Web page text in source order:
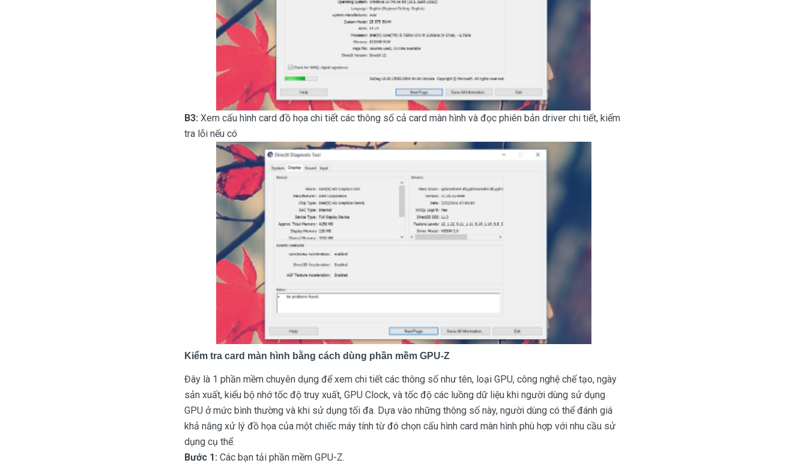
B3: Xem cấu hình card đồ họa chi tiết các thông số cả card màn hình và đọc phiên bản driver chi tiết, kiểm
tra lỗi nếu có
Kiểm tra card màn hình bằng cách dùng phần mềm GPU-Z
Đây là 1 phần mềm chuyên dụng để xem chi tiết các thông số như tên, loại GPU, công nghệ chế tạo, ngày
sản xuất, kiểu bộ nhớ tốc độ truy xuất, GPU Clock, và tốc độ các luồng dữ liệu khi người dùng sử dụng
GPU ở mức bình thường và khi sử dụng tối đa. Dựa vào những thông số này, người dùng có thể đánh giá
khả năng xử lý đồ họa của một chiếc máy tính từ đó chọn cấu hình card màn hình phù hợp với nhu cầu sử
dụng cụ thể.
Bước 1: Các bạn tải phần mềm GPU-Z.